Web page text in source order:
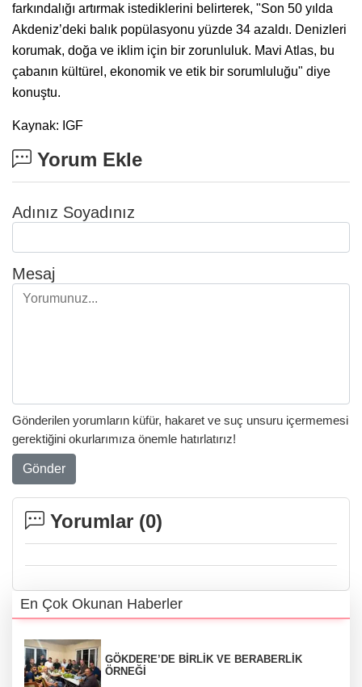
farkındalığı artırmak istediklerini belirterek, "Son 50 yılda
Akdeniz’deki balık popülasyonu yüzde 34 azaldı. Denizleri
korumak, doğa ve iklim için bir zorunluluk. Mavi Atlas, bu
çabanın kültürel, ekonomik ve etik bir sorumluluğu" diye
konuştu.
Kaynak: IGF
Yorum Ekle
Adınız Soyadınız
Mesaj
Gönderilen yorumların küfür, hakaret ve suç unsuru içermemesi
gerektiğini okurlarımıza önemle hatırlatırız!
Gönder
Yorumlar (0)
En Çok Okunan Haberler
GÖKDERE’DE BİRLİK VE BERABERLİK
ÖRNEĞİ